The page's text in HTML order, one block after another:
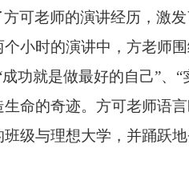
可老师的演讲经历，激
小时的演讲中，方老师
功就是做最好的自己”
命的奇迹。方可老师语
级与理想大学，并踊跃